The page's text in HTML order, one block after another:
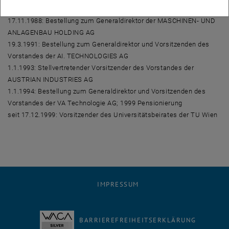
17.11.1988: Bestellung zum Generaldirektor der MASCHINEN- UND
ANLAGENBAU HOLDING AG
19.3.1991: Bestellung zum Generaldirektor und Vorsitzenden des
Vorstandes der AI. TECHNOLOGIES AG
1.1.1993: Stellvertretender Vorsitzender des Vorstandes der
AUSTRIAN INDUSTRIES AG
1.1.1994: Bestellung zum Generaldirektor und Vorsitzenden des
Vorstandes der VA Technologie AG; 1999 Pensionierung
seit 17.12.1999: Vorsitzender des Universitätsbeirates der TU Wien
IMPRESSUM
BARRIEREFREIHEITSERKLÄRUNG